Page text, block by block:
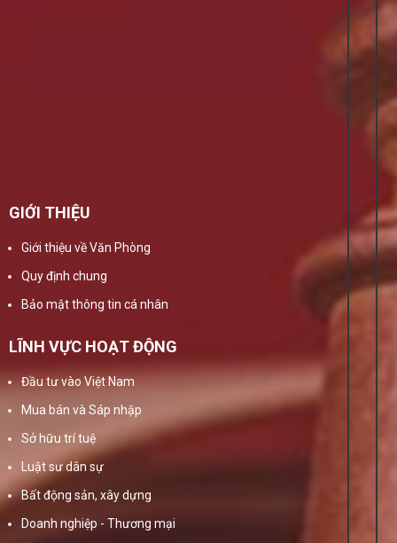
GIỚI THIỆU
Giới thiệu về Văn Phòng
Quy định chung
Bảo mật thông tin cá nhân
LĨNH VỰC HOẠT ĐỘNG
Đầu tư vào Việt Nam
Mua bán và Sáp nhập
Sở hữu trí tuệ
Luật sư dân sự
Bất động sản, xây dựng
Doanh nghiệp - Thương mại